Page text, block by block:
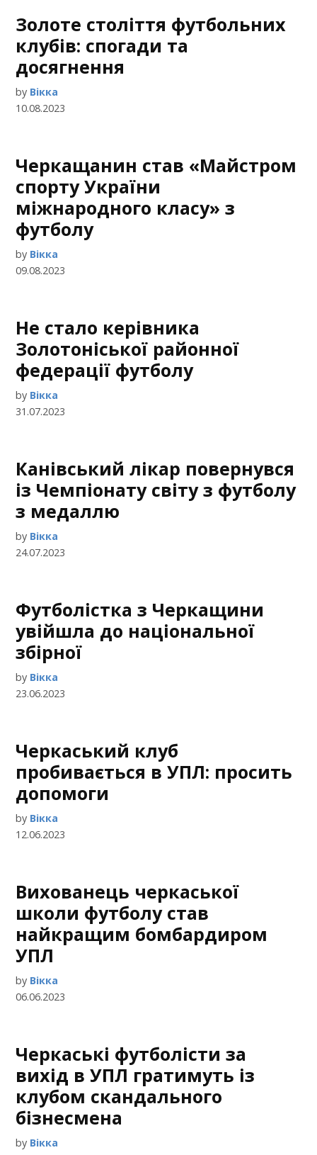
Золоте століття футбольних
клубів: спогади та
досягнення
by Вікка
10.08.2023
Черкащанин став «Майстром
спорту України
міжнародного класу» з
футболу
by Вікка
09.08.2023
Не стало керівника
Золотоніської районної
федерації футболу
by Вікка
31.07.2023
Канівський лікар повернувся
із Чемпіонату світу з футболу
з медаллю
by Вікка
24.07.2023
Футболістка з Черкащини
увійшла до національної
збірної
by Вікка
23.06.2023
Черкаський клуб
пробивається в УПЛ: просить
допомоги
by Вікка
12.06.2023
Вихованець черкаської
школи футболу став
найкращим бомбардиром
УПЛ
by Вікка
06.06.2023
Черкаські футболісти за
вихід в УПЛ гратимуть із
клубом скандального
бізнесмена
by Вікка